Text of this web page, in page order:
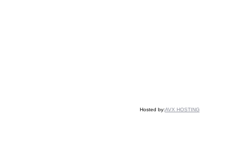
Hosted by:AVX HOSTING